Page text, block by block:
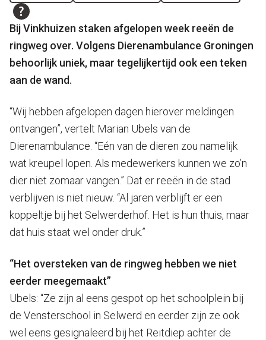
Bij Vinkhuizen staken afgelopen week reeën de
ringweg over. Volgens Dierenambulance Groningen
behoorlijk uniek, maar tegelijkertijd ook een teken
aan de wand.
“Wij hebben afgelopen dagen hierover meldingen
ontvangen”, vertelt Marian Ubels van de
Dierenambulance. “Eén van de dieren zou namelijk
wat kreupel lopen. Als medewerkers kunnen we zo’n
dier niet zomaar vangen.” Dat er reeën in de stad
verblijven is niet nieuw. “Al jaren verblijft er een
koppeltje bij het Selwerderhof. Het is hun thuis, maar
dat huis staat wel onder druk.”
“Het oversteken van de ringweg hebben we niet
eerder meegemaakt”
Ubels: “Ze zijn al eens gespot op het schoolplein bij
de Vensterschool in Selwerd en eerder zijn ze ook
wel eens gesignaleerd bij het Reitdiep achter de